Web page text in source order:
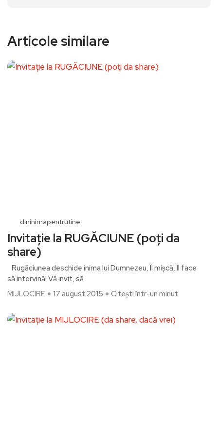
Articole similare
dininimapentrutine
Invitație la RUGĂCIUNE (poți da
share)
Rugăciunea deschide inima lui Dumnezeu, Îl mișcă, Îl face
să intervină! Vă invit, să
MIJLOCIRE
17 august 2015 Citești într-un minut